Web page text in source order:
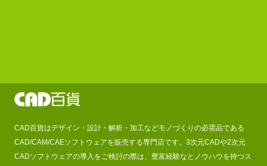
CAD百貨はデザイン・設計・解析・加工などモノづくりの必需品である
CAD/CAM/CAEソフトウェアを販売する専門店です。3次元CADや2次元
CADソフトウェアの導入をご検討の際は、豊富経験なとノウハウを持つス